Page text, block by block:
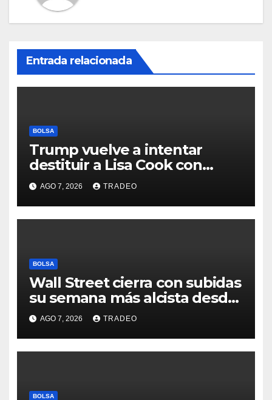
Entrada relacionada
BOLSA
Trump vuelve a intentar
destituir a Lisa Cook con
acusaciones de fraude
hipotecario
AGO 7, 2026 TRADEO
BOLSA
Wall Street cierra con subidas
su semana más alcista desde
abril
AGO 7, 2026 TRADEO
BOLSA